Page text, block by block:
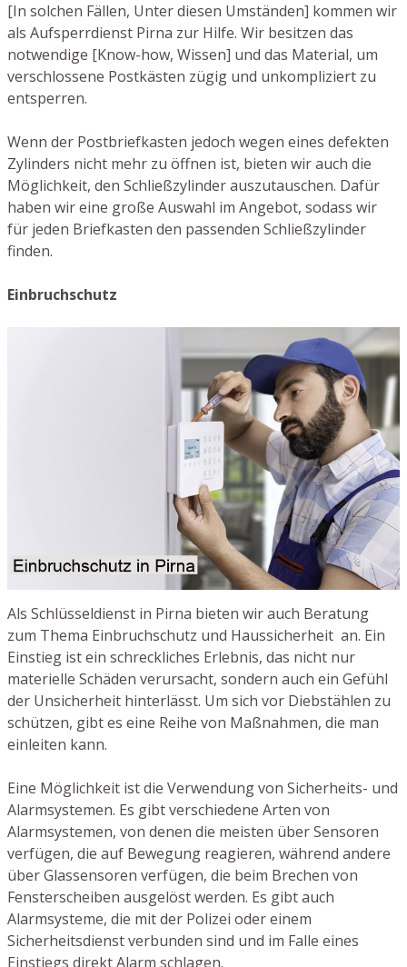
[In solchen Fällen, Unter diesen Umständen] kommen wir
als Aufsperrdienst Pirna zur Hilfe. Wir besitzen das
notwendige [Know-how, Wissen] und das Material, um
verschlossene Postkästen zügig und unkompliziert zu
entsperren.
Wenn der Postbriefkasten jedoch wegen eines defekten
Zylinders nicht mehr zu öffnen ist, bieten wir auch die
Möglichkeit, den Schließzylinder auszutauschen. Dafür
haben wir eine große Auswahl im Angebot, sodass wir
für jeden Briefkasten den passenden Schließzylinder
finden.
Einbruchschutz
Als Schlüsseldienst in Pirna bieten wir auch Beratung
zum Thema Einbruchschutz und Haussicherheit an. Ein
Einstieg ist ein schreckliches Erlebnis, das nicht nur
materielle Schäden verursacht, sondern auch ein Gefühl
der Unsicherheit hinterlässt. Um sich vor Diebstählen zu
schützen, gibt es eine Reihe von Maßnahmen, die man
einleiten kann.
Eine Möglichkeit ist die Verwendung von Sicherheits- und
Alarmsystemen. Es gibt verschiedene Arten von
Alarmsystemen, von denen die meisten über Sensoren
verfügen, die auf Bewegung reagieren, während andere
über Glassensoren verfügen, die beim Brechen von
Fensterscheiben ausgelöst werden. Es gibt auch
Alarmsysteme, die mit der Polizei oder einem
Sicherheitsdienst verbunden sind und im Falle eines
Einstiegs direkt Alarm schlagen.